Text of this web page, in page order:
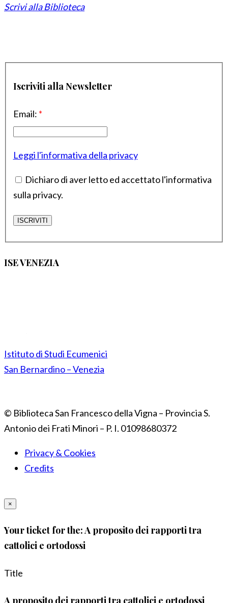
Scrivi alla Biblioteca
Iscriviti alla Newsletter
Email: *
Leggi l'informativa della privacy
Dichiaro di aver letto ed accettato l'informativa
sulla privacy.
ISE VENEZIA
Istituto di Studi Ecumenici
San Bernardino – Venezia
© Biblioteca San Francesco della Vigna – Provincia S.
Antonio dei Frati Minori – P. I. 01098680372
Privacy & Cookies
Credits
×
Your ticket for the: A proposito dei rapporti tra
cattolici e ortodossi
Title
A proposito dei rapporti tra cattolici e ortodossi